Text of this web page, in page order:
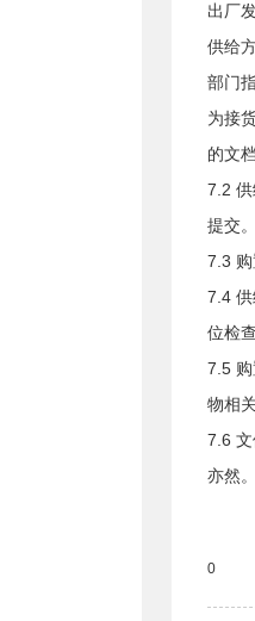
出厂
供给
部门
为接
的文
7.2
提交。
7.3 购
7.4
位检查
7.5
物相
7.6
亦然
0